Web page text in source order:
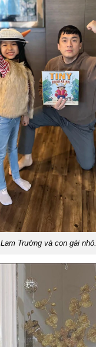
Lam Trường và con gái nhỏ.